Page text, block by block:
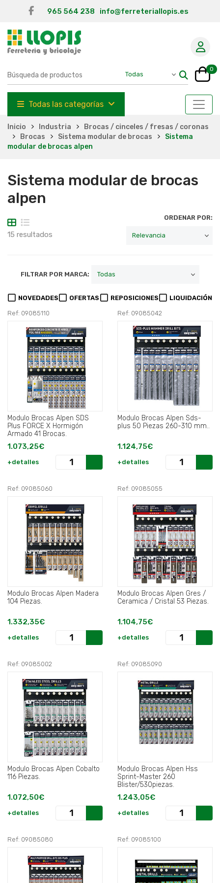
965 564 238 info@ferreteriallopis.es
0
Todas las categorías
Inicio Industria
Brocas / cinceles / fresas / coronas
Brocas
Sistema modular de brocas
Sistema
modular de brocas alpen
Sistema modular de brocas
alpen
15 resultados
ORDENAR POR:
FILTRAR POR MARCA:
NOVEDADES OFERTAS REPOSICIONES LIQUIDACIÓN
Ref: 09085110
Modulo Brocas Alpen SDS
Plus FORCE X Hormigón
Armado 41 Brocas.
1.073,25€
+detalles
Ref: 09085042
Modulo Brocas Alpen Sds-
plus 50 Piezas 260-310 mm..
1.124,75€
+detalles
Ref: 09085060
Modulo Brocas Alpen Madera
104 Piezas.
1.332,35€
+detalles
Ref: 09085055
Modulo Brocas Alpen Gres /
Ceramica / Cristal 53 Piezas.
1.104,75€
+detalles
Ref: 09085002
Modulo Brocas Alpen Cobalto
116 Piezas.
1.072,50€
+detalles
Ref: 09085090
Modulo Brocas Alpen Hss
Sprint-Master 260
Blister/530piezas.
1.243,05€
+detalles
Ref: 09085080 Ref: 09085100